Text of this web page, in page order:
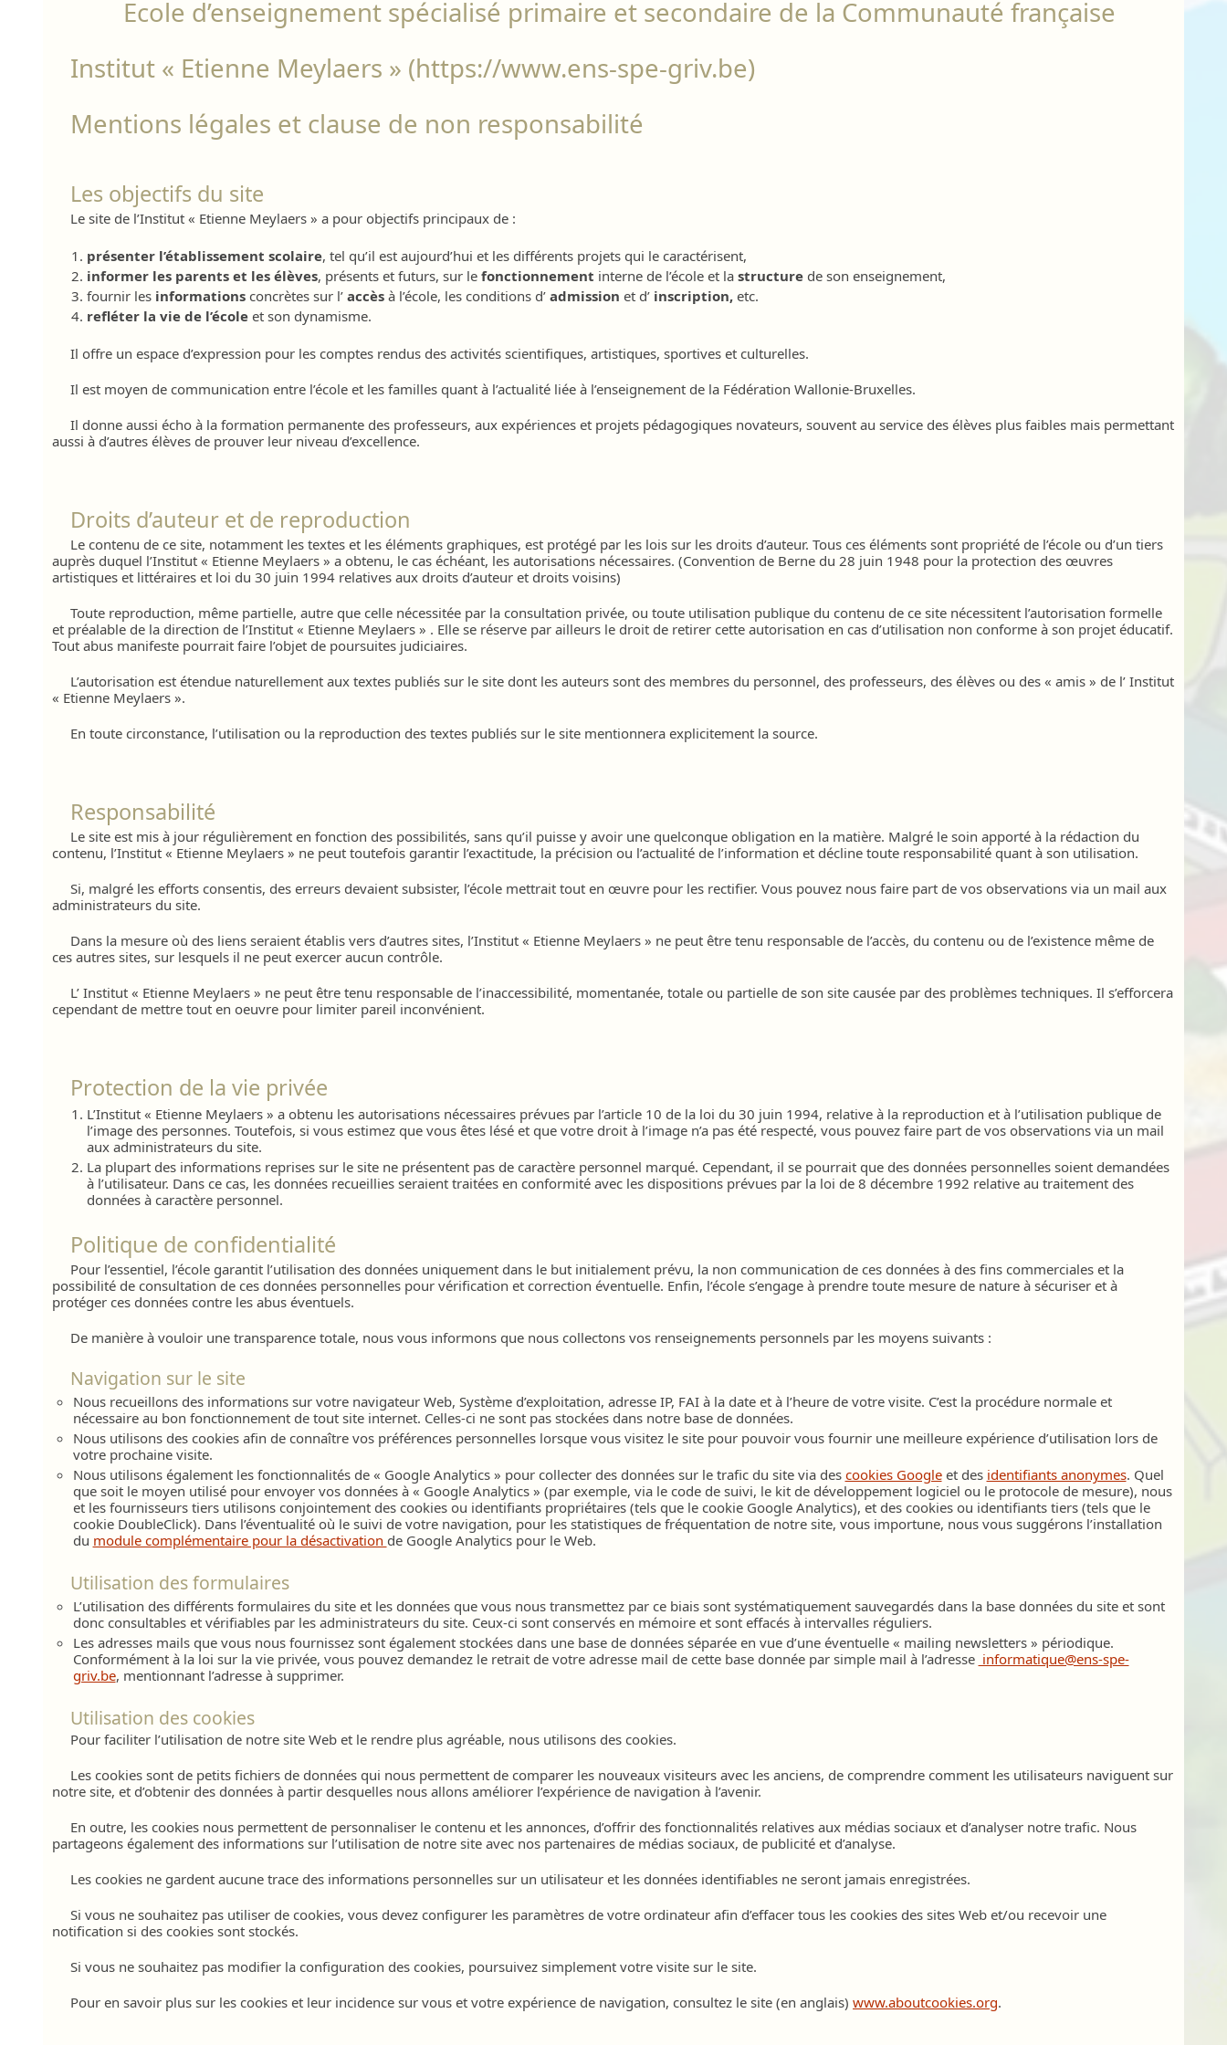
Ecole d’enseignement spécialisé primaire et secondaire de la Communauté française
Institut « Etienne Meylaers » (https://www.ens-spe-griv.be)
Mentions légales et clause de non responsabilité
Les objectifs du site
Le site de l’Institut « Etienne Meylaers » a pour objectifs principaux de :
présenter l’établissement scolaire, tel qu’il est aujourd’hui et les différents projets qui le caractérisent,
informer les parents et les élèves, présents et futurs, sur le fonctionnement interne de l’école et la structure de son enseignement,
fournir les informations concrètes sur l’ accès à l’école, les conditions d’ admission et d’ inscription, etc.
refléter la vie de l’école et son dynamisme.
Il offre un espace d’expression pour les comptes rendus des activités scientifiques, artistiques, sportives et culturelles.
Il est moyen de communication entre l’école et les familles quant à l’actualité liée à l’enseignement de la Fédération Wallonie-Bruxelles.
Il donne aussi écho à la formation permanente des professeurs, aux expériences et projets pédagogiques novateurs, souvent au service des élèves plus faibles mais permettant
aussi à d’autres élèves de prouver leur niveau d’excellence.
Droits d’auteur et de reproduction
Le contenu de ce site, notamment les textes et les éléments graphiques, est protégé par les lois sur les droits d’auteur. Tous ces éléments sont propriété de l’école ou d’un tiers
auprès duquel l’Institut « Etienne Meylaers » a obtenu, le cas échéant, les autorisations nécessaires. (Convention de Berne du 28 juin 1948 pour la protection des œuvres
artistiques et littéraires et loi du 30 juin 1994 relatives aux droits d’auteur et droits voisins)
Toute reproduction, même partielle, autre que celle nécessitée par la consultation privée, ou toute utilisation publique du contenu de ce site nécessitent l’autorisation formelle
et préalable de la direction de l’Institut « Etienne Meylaers » . Elle se réserve par ailleurs le droit de retirer cette autorisation en cas d’utilisation non conforme à son projet éducatif.
Tout abus manifeste pourrait faire l’objet de poursuites judiciaires.
L’autorisation est étendue naturellement aux textes publiés sur le site dont les auteurs sont des membres du personnel, des professeurs, des élèves ou des « amis » de l’ Institut
« Etienne Meylaers ».
En toute circonstance, l’utilisation ou la reproduction des textes publiés sur le site mentionnera explicitement la source.
Responsabilité
Le site est mis à jour régulièrement en fonction des possibilités, sans qu’il puisse y avoir une quelconque obligation en la matière. Malgré le soin apporté à la rédaction du
contenu, l’Institut « Etienne Meylaers » ne peut toutefois garantir l’exactitude, la précision ou l’actualité de l’information et décline toute responsabilité quant à son utilisation.
Si, malgré les efforts consentis, des erreurs devaient subsister, l’école mettrait tout en œuvre pour les rectifier. Vous pouvez nous faire part de vos observations via un mail aux
administrateurs du site.
Dans la mesure où des liens seraient établis vers d’autres sites, l’Institut « Etienne Meylaers » ne peut être tenu responsable de l’accès, du contenu ou de l’existence même de
ces autres sites, sur lesquels il ne peut exercer aucun contrôle.
L’ Institut « Etienne Meylaers » ne peut être tenu responsable de l’inaccessibilité, momentanée, totale ou partielle de son site causée par des problèmes techniques. Il s’efforcera
cependant de mettre tout en oeuvre pour limiter pareil inconvénient.
Protection de la vie privée
L’Institut « Etienne Meylaers » a obtenu les autorisations nécessaires prévues par l’article 10 de la loi du 30 juin 1994, relative à la reproduction et à l’utilisation publique de
l’image des personnes. Toutefois, si vous estimez que vous êtes lésé et que votre droit à l’image n’a pas été respecté, vous pouvez faire part de vos observations via un mail
aux administrateurs du site.
La plupart des informations reprises sur le site ne présentent pas de caractère personnel marqué. Cependant, il se pourrait que des données personnelles soient demandées
à l’utilisateur. Dans ce cas, les données recueillies seraient traitées en conformité avec les dispositions prévues par la loi de 8 décembre 1992 relative au traitement des
données à caractère personnel.
Politique de confidentialité
Pour l’essentiel, l’école garantit l’utilisation des données uniquement dans le but initialement prévu, la non communication de ces données à des fins commerciales et la
possibilité de consultation de ces données personnelles pour vérification et correction éventuelle. Enfin, l’école s’engage à prendre toute mesure de nature à sécuriser et à
protéger ces données contre les abus éventuels.
De manière à vouloir une transparence totale, nous vous informons que nous collectons vos renseignements personnels par les moyens suivants :
Navigation sur le site
Nous recueillons des informations sur votre navigateur Web, Système d’exploitation, adresse IP, FAI à la date et à l’heure de votre visite. C’est la procédure normale et
nécessaire au bon fonctionnement de tout site internet. Celles-ci ne sont pas stockées dans notre base de données.
Nous utilisons des cookies afin de connaître vos préférences personnelles lorsque vous visitez le site pour pouvoir vous fournir une meilleure expérience d’utilisation lors de
votre prochaine visite.
Nous utilisons également les fonctionnalités de « Google Analytics » pour collecter des données sur le trafic du site via des cookies Googleet des identifiants anonymes. Quel
que soit le moyen utilisé pour envoyer vos données à « Google Analytics » (par exemple, via le code de suivi, le kit de développement logiciel ou le protocole de mesure), nous
et les fournisseurs tiers utilisons conjointement des cookies ou identifiants propriétaires (tels que le cookie Google Analytics), et des cookies ou identifiants tiers (tels que le
cookie DoubleClick). Dans l’éventualité où le suivi de votre navigation, pour les statistiques de fréquentation de notre site, vous importune, nous vous suggérons l’installation
du module complémentaire pour la désactivation de Google Analytics pour le Web.
Utilisation des formulaires
L’utilisation des différents formulaires du site et les données que vous nous transmettez par ce biais sont systématiquement sauvegardés dans la base données du site et sont
donc consultables et vérifiables par les administrateurs du site. Ceux-ci sont conservés en mémoire et sont effacés à intervalles réguliers.
Les adresses mails que vous nous fournissez sont également stockées dans une base de données séparée en vue d’une éventuelle « mailing newsletters » périodique.
Conformément à la loi sur la vie privée, vous pouvez demandez le retrait de votre adresse mail de cette base donnée par simple mail à l’adresse informatique@ens-spe-
griv.be, mentionnant l’adresse à supprimer.
Utilisation des cookies
Pour faciliter l’utilisation de notre site Web et le rendre plus agréable, nous utilisons des cookies.
Les cookies sont de petits fichiers de données qui nous permettent de comparer les nouveaux visiteurs avec les anciens, de comprendre comment les utilisateurs naviguent sur
notre site, et d’obtenir des données à partir desquelles nous allons améliorer l’expérience de navigation à l’avenir.
En outre, les cookies nous permettent de personnaliser le contenu et les annonces, d’offrir des fonctionnalités relatives aux médias sociaux et d’analyser notre trafic. Nous
partageons également des informations sur l’utilisation de notre site avec nos partenaires de médias sociaux, de publicité et d’analyse.
Les cookies ne gardent aucune trace des informations personnelles sur un utilisateur et les données identifiables ne seront jamais enregistrées.
Si vous ne souhaitez pas utiliser de cookies, vous devez configurer les paramètres de votre ordinateur afin d’effacer tous les cookies des sites Web et/ou recevoir une
notification si des cookies sont stockés.
Si vous ne souhaitez pas modifier la configuration des cookies, poursuivez simplement votre visite sur le site.
Pour en savoir plus sur les cookies et leur incidence sur vous et votre expérience de navigation, consultez le site (en anglais) www.aboutcookies.org.